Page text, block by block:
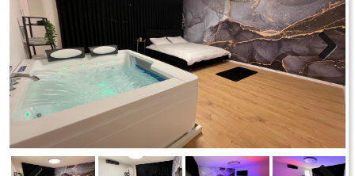
חדרים לפי שעה באזור ירושלים
חדרים לפי שעה באזור השפלה
חדרים לפי שעה בהשרון
טוען תמונות..... Next